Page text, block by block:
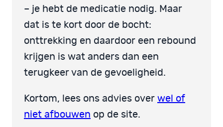
– je hebt de medicatie nodig. Maar
dat is te kort door de bocht:
onttrekking en daardoor een rebound
krijgen is wat anders dan een
terugkeer van de gevoeligheid.
Kortom, lees ons advies over wel of
niet afbouwen op de site.